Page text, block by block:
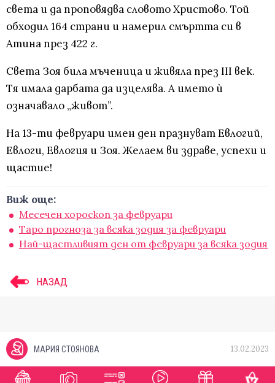
света и да проповядва словото Христово. Той
обходил 164 страни и намерил смъртта си в
Атина през 422 г.
Света Зоя била мъченица и живяла през III век.
Тя имала дарбата да изцелява. А името ѝ
означавало „живот”.
На 13-ти февруари имен ден празнуват Евлогий,
Евлоги, Евлогия и Зоя. Желаем ви здраве, успехи и
щастие!
Виж още:
Месечен хороскоп за февруари
Таро прогноза за всяка зодия за февруари
Най-щастливият ден от февруари за всяка зодия
НАЗАД
МАРИЯ СТОЯНОВА 13.02.2023